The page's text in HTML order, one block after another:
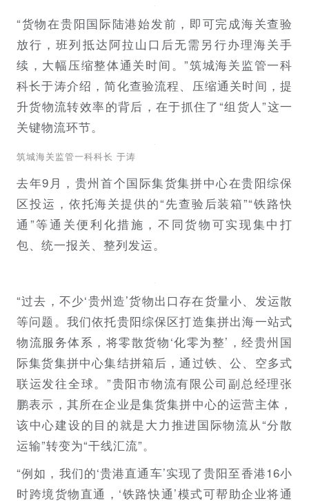
“货物在贵阳国际陆港始发前，即可完成海关查验
放行，班列抵达阿拉山口后无需另行办理海关手
续，大幅压缩整体通关时间。”筑城海关监管一科
科长于涛介绍，简化查验流程、压缩通关时间，提
升货物流转效率的背后，在于抓住了“组货人”这一
关键物流环节。
筑城海关监管一科科长 于涛
去年9月，贵州首个国际集货集拼中心在贵阳综保
区投运，依托海关提供的“先查验后装箱”“铁路快
通”等通关便利化措施，不同货物可实现集中打
包、统一报关、整列发运。
“过去，不少‘贵州造’货物出口存在货量小、发运散
等问题。我们依托贵阳综保区打造集拼出海一站式
物流服务体系，将零散货物‘化零为整’，经贵州国
际集货集拼中心集结拼箱后，通过铁、公、空多式
联运发往全球。”贵阳市物流有限公司副总经理张
鹏表示，其所在企业是集货集拼中心的运营主体，
该中心建设的目的就是大力推进国际物流从“分散
运输”转变为“干线汇流”。
“例如，我们的‘贵港直通车’实现了贵阳至香港16小
时跨境货物直通，‘铁路快通’模式可帮助企业将通